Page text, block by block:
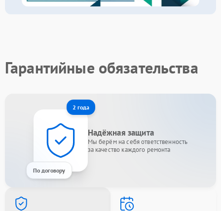
Гарантийные обязательства
2 года
По договору
Надёжная защита
Мы берём на себя ответственность
за качество каждого ремонта